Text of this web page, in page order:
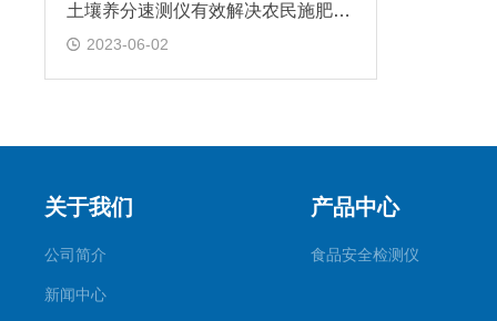
土壤养分速测仪有效解决农民施肥的盲目性
2023-06-02
关于我们
公司简介
新闻中心
产品中心
食品安全检测仪